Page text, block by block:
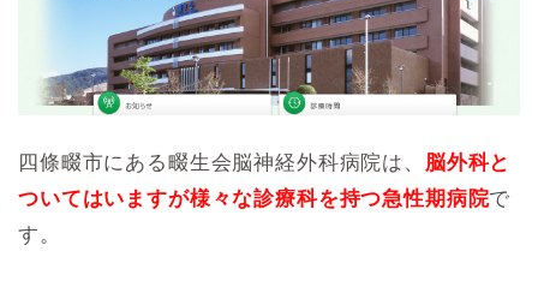
四條畷市にある畷生会脳神経外科病院は、 脳外科と
ついてはいますが様々な診療科を持つ急性期病院で
す。